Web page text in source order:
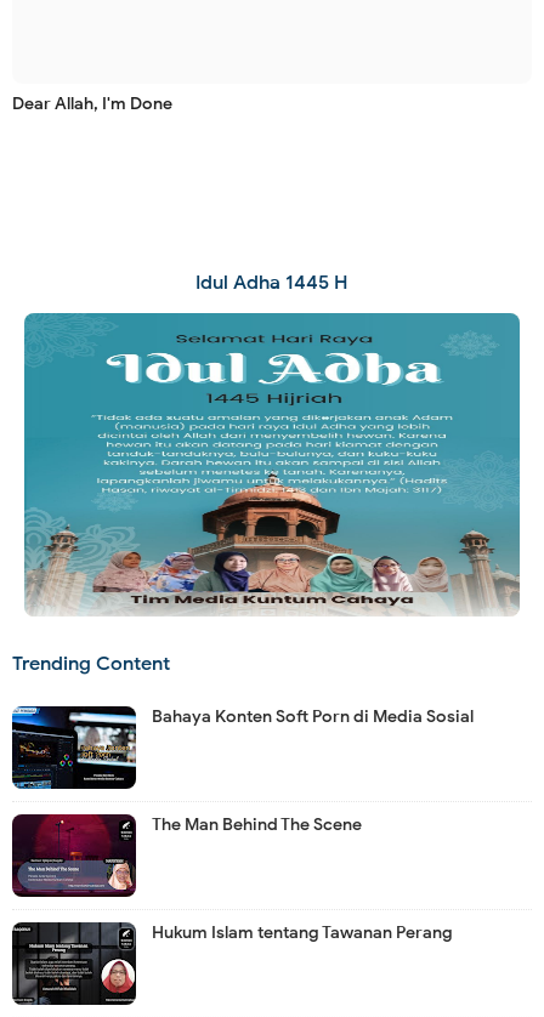
Dear Allah, I'm Done
Idul Adha 1445 H
Trending Content
Bahaya Konten Soft Porn di Media Sosial
The Man Behind The Scene
Hukum Islam tentang Tawanan Perang